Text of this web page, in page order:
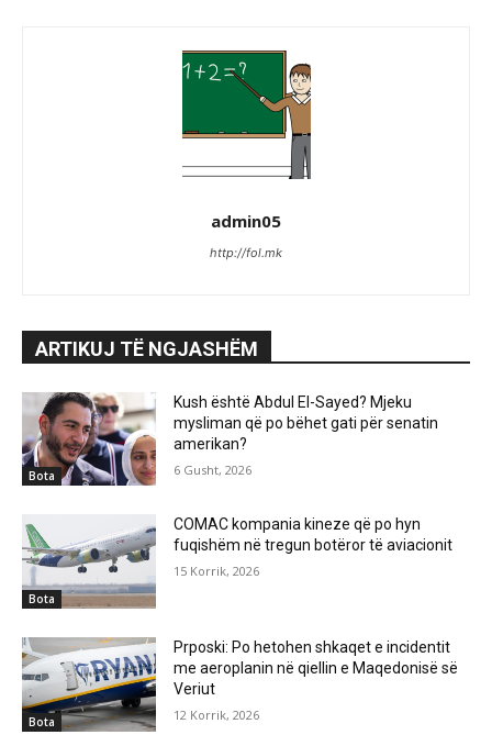
admin05
http://fol.mk
ARTIKUJ TË NGJASHËM
Bota
Kush është Abdul El-Sayed? Mjeku
mysliman që po bëhet gati për senatin
amerikan?
6 Gusht, 2026
Bota
COMAC kompania kineze që po hyn
fuqishëm në tregun botëror të aviacionit
15 Korrik, 2026
Bota
Prposki: Po hetohen shkaqet e incidentit
me aeroplanin në qiellin e Maqedonisë së
Veriut
12 Korrik, 2026